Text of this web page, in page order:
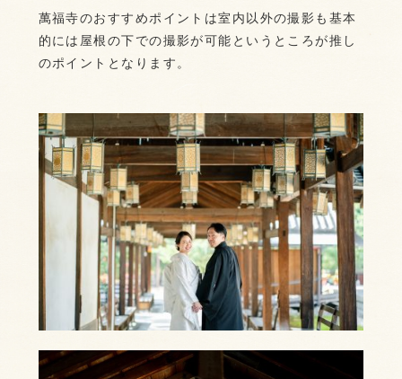
萬福寺のおすすめポイントは室内以外の撮影も基本
的には屋根の下での撮影が可能というところが推し
のポイントとなります。